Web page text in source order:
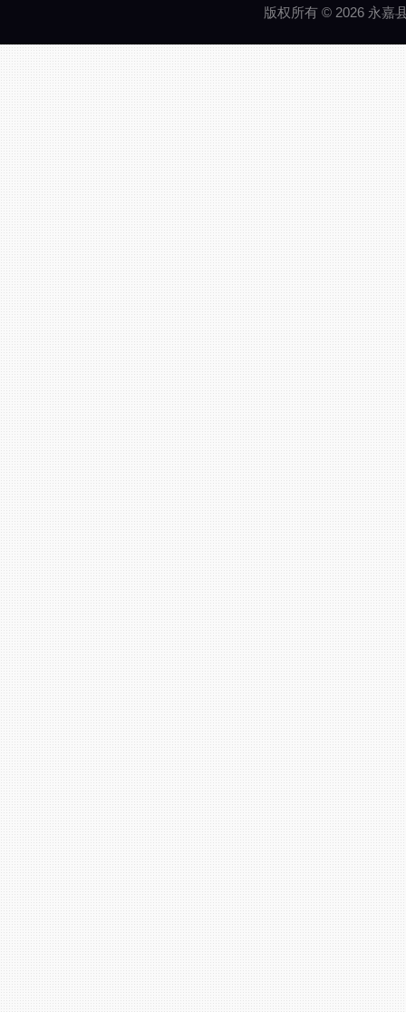
版权所有 © 2026 永嘉